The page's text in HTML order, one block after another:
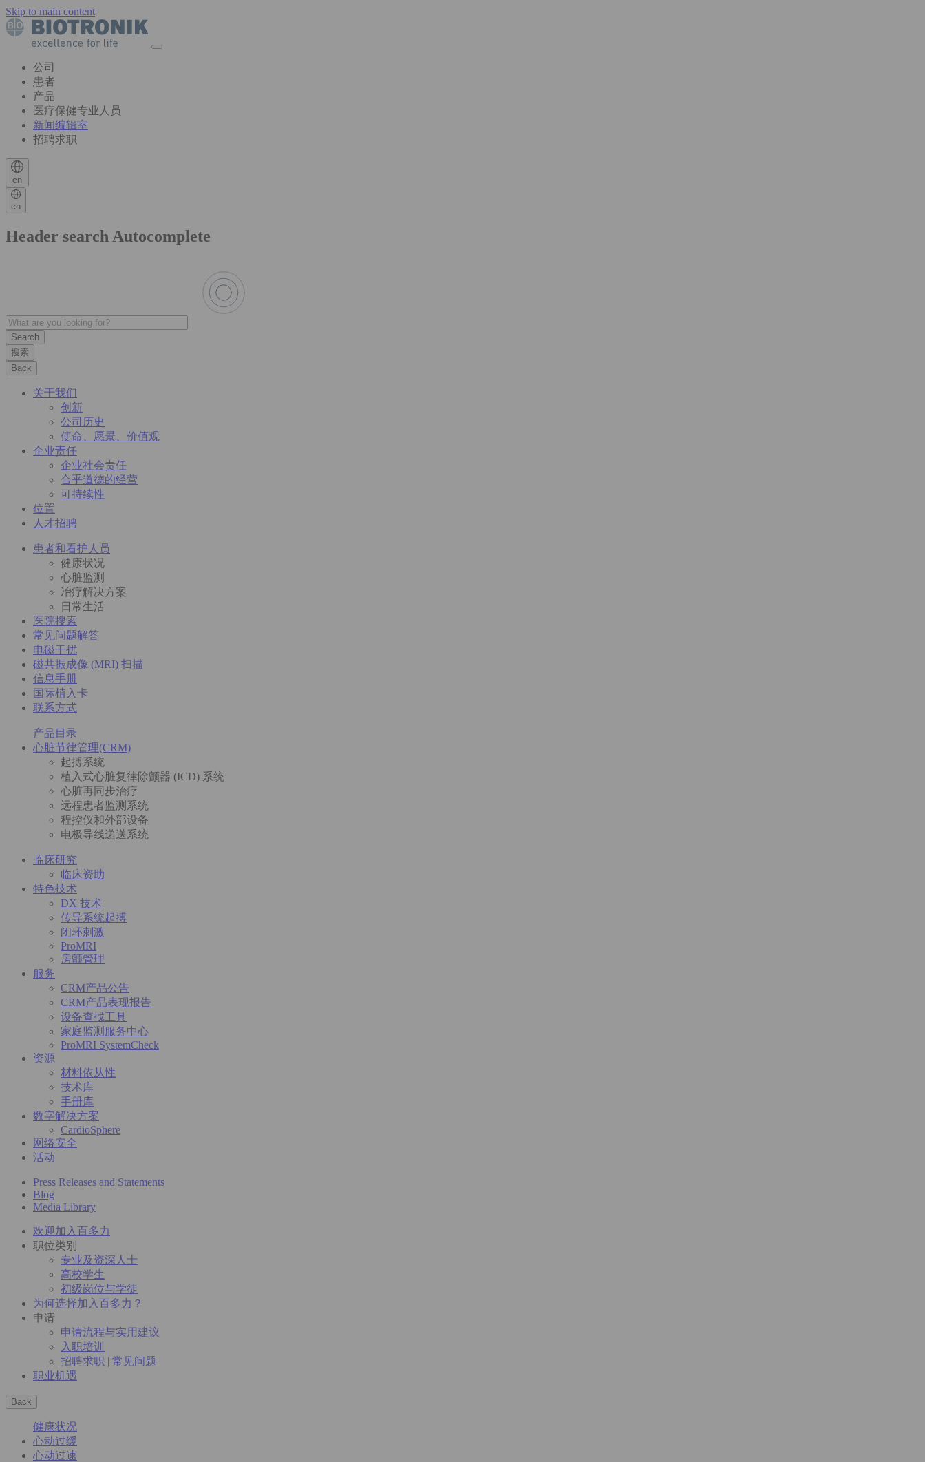
Skip to main content
公司
患者
产品
医疗保健专业人员
新闻编辑室
招聘求职
cn
cn
Header search Autocomplete
搜索
Back
关于我们
创新
公司历史
使命、愿景、价值观
企业责任
企业社会责任
合乎道德的经营
可持续性
位置
人才招聘
患者和看护人员
健康状况
心脏监测
冶疗解决方案
日常生活
医院搜索
常见问题解答
电磁干扰
磁共振成像 (MRI) 扫描
信息手册
国际植入卡
联系方式
产品目录
心脏节律管理(CRM)
起搏系统
植入式心脏复律除颤器 (ICD) 系统
心脏再同步治疗
远程患者监测系统
程控仪和外部设备
电极导线递送系统
临床研究
临床资助
特色技术
DX 技术
传导系统起搏
闭环刺激
ProMRI
房颤管理
服务
CRM产品公告
CRM产品表现报告
设备查找工具
家庭监测服务中心
ProMRI SystemCheck
资源
材料依从性
技术库
手册库
数字解决方案
CardioSphere
网络安全
活动
Press Releases and Statements
Blog
Media Library
欢迎加入百多力
职位类别
专业及资深人士
高校学生
初级岗位与学徒
为何选择加入百多力？
申请
申请流程与实用建议
入职培训
招聘求职 | 常见问题
职业机遇
Back
健康状况
心动过缓
心动过速